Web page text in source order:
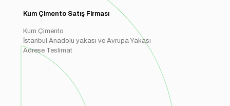
Kum Çimento Satış Firması
Kum Çimento
İstanbul Anadolu yakası ve Avrupa Yakası
Adrese Teslimat